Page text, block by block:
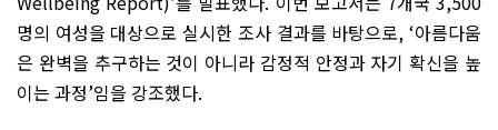
명의 여성을 대상으로 실시한 조사 결과를 바탕으로, ‘아름다움
은 완벽을 추구하는 것이 아니라 감정적 안정과 자기 확신을 높
이는 과정’임을 강조했다.